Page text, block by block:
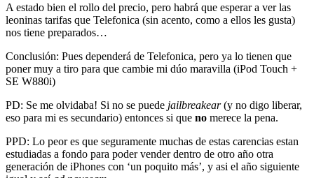
A estado bien el rollo del precio, pero habrá que esperar a ver las
leoninas tarifas que Telefonica (sin acento, como a ellos les gusta)
nos tiene preparados…
Conclusión: Pues dependerá de Telefonica, pero ya lo tienen que
poner muy a tiro para que cambie mi dúo maravilla (iPod Touch +
SE W880i)
PD: Se me olvidaba! Si no se puede jailbreakear(y no digo liberar,
eso para mi es secundario) entonces si que no merece la pena.
PPD: Lo peor es que seguramente muchas de estas carencias estan
estudiadas a fondo para poder vender dentro de otro año otra
generación de iPhones con ‘un poquito más’, y asi el año siguiente